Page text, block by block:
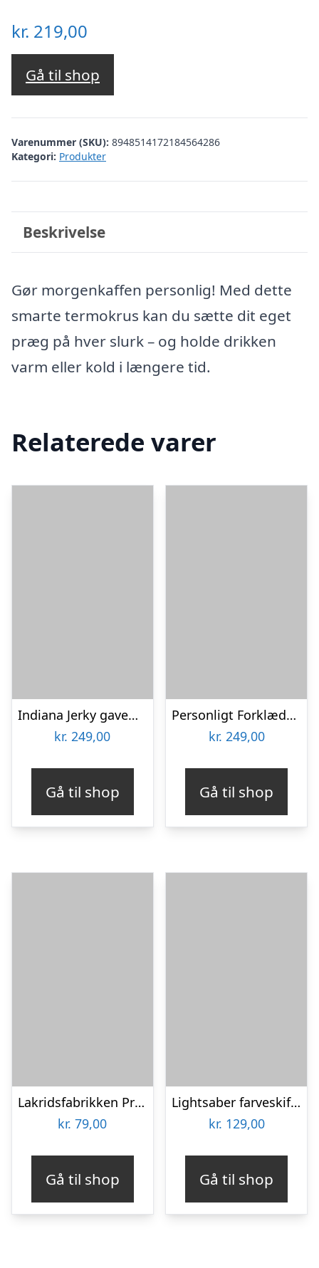
kr. 219,00
Gå til shop
Varenummer (SKU): 8948514172184564286
Kategori: Produkter
Beskrivelse
Gør morgenkaffen personlig! Med dette
smarte termokrus kan du sætte dit eget
præg på hver slurk – og holde drikken
varm eller kold i længere tid.
Relaterede varer
Indiana Jerky gaveæske
kr. 249,00
Gå til shop
Personligt Forklæde med Billede – Multiface
kr. 249,00
Gå til shop
Lakridsfabrikken Premiumlakrids – Copenhagen
kr. 79,00
Gå til shop
Lightsaber farveskiftende krus
kr. 129,00
Gå til shop